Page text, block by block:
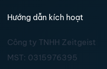
Hướng dẫn kích hoạt
Công ty TNHH Zeitgeist
MST: 0315976395